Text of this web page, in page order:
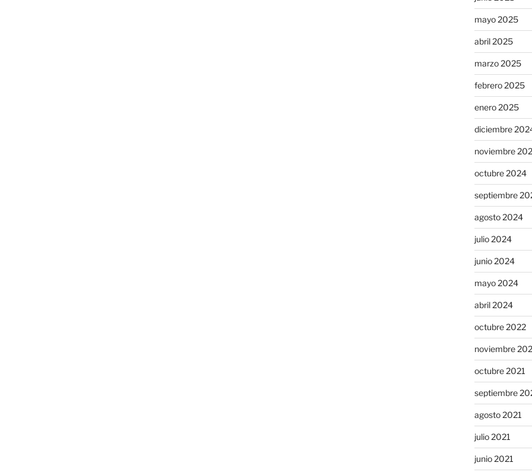
mayo 2025
abril 2025
marzo 2025
febrero 2025
enero 2025
diciembre
noviembre
octubre 2024
septiembre
agosto 2024
julio 2024
junio 2024
mayo 2024
abril 2024
octubre 2022
noviembre
octubre 2021
septiembre
agosto 2021
julio 2021
junio 2021